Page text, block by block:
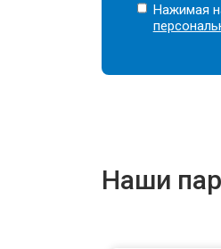
Нажимая
Наши